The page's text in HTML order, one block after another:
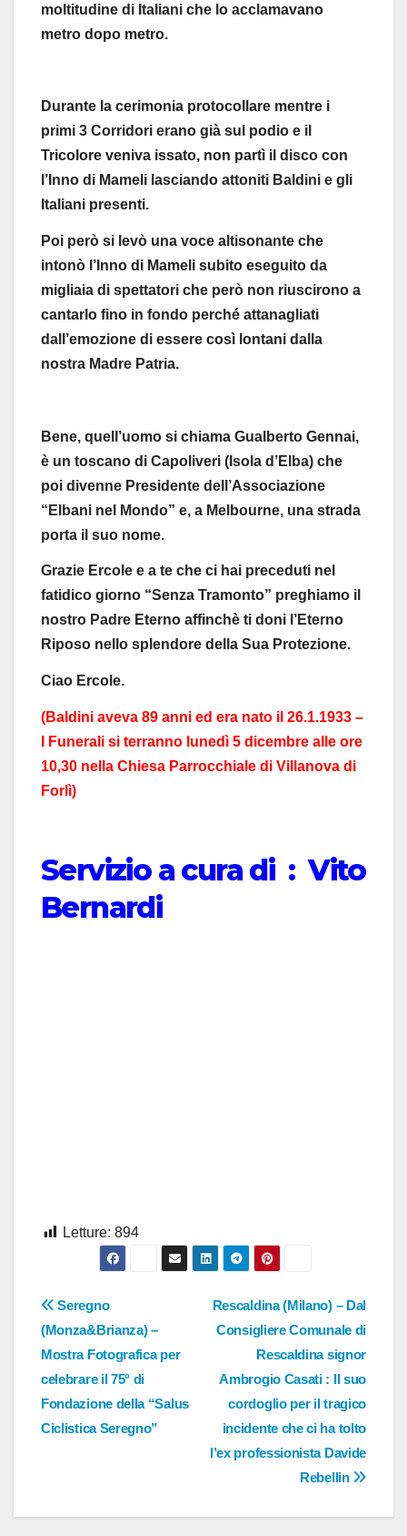
moltitudine di Italiani che lo acclamavano
metro dopo metro.
Durante la cerimonia protocollare mentre i
primi 3 Corridori erano già sul podio e il
Tricolore veniva issato, non partì il disco con
l’Inno di Mameli lasciando attoniti Baldini e gli
Italiani presenti.
Poi però si levò una voce altisonante che
intonò l’Inno di Mameli subito eseguito da
migliaia di spettatori che però non riuscirono a
cantarlo fino in fondo perché attanagliati
dall’emozione di essere così lontani dalla
nostra Madre Patria.
Bene, quell’uomo si chiama Gualberto Gennai,
è un toscano di Capoliveri (Isola d’Elba) che
poi divenne Presidente dell’Associazione
“Elbani nel Mondo” e, a Melbourne, una strada
porta il suo nome.
Grazie Ercole e a te che ci hai preceduti nel
fatidico giorno “Senza Tramonto” preghiamo il
nostro Padre Eterno affinchè ti doni l’Eterno
Riposo nello splendore della Sua Protezione.
Ciao Ercole.
(Baldini aveva 89 anni ed era nato il 26.1.1933 –
I Funerali si terranno lunedì 5 dicembre alle ore
10,30 nella Chiesa Parrocchiale di Villanova di
Forlì)
Servizio a cura di : Vito
Bernardi
Letture: 894
Navigazione
articoli
Rescaldina (Milano) – Dal
Consigliere Comunale di
Rescaldina signor
Ambrogio Casati : Il suo
cordoglio per il tragico
incidente che ci ha tolto
l’ex professionista Davide
Rebellin
Seregno
(Monza&Brianza) –
Mostra Fotografica per
celebrare il 75° di
Fondazione della “Salus
Ciclistica Seregno”